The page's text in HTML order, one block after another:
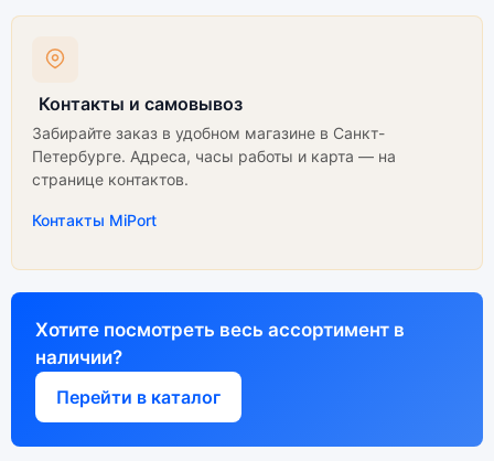
Контакты и самовывоз
Забирайте заказ в удобном магазине в Санкт-
Петербурге. Адреса, часы работы и карта — на
странице контактов.
Контакты MiPort
Хотите посмотреть весь ассортимент в
наличии?
Перейти в каталог